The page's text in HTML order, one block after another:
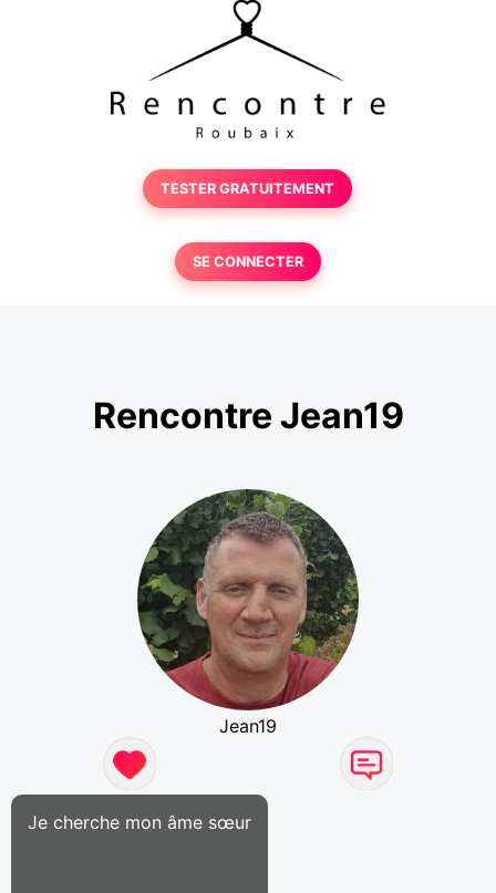
TESTER GRATUITEMENT
SE CONNECTER
Rencontre Jean19
Jean19
Je cherche mon âme sœur